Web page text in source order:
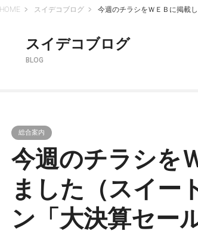
HOME スイデコブログ 今週のチラシをＷＥＢに掲載
スイデコブログ
BLOG
総合案内
今週のチラシを
ました（スイー
ン「大決算セー